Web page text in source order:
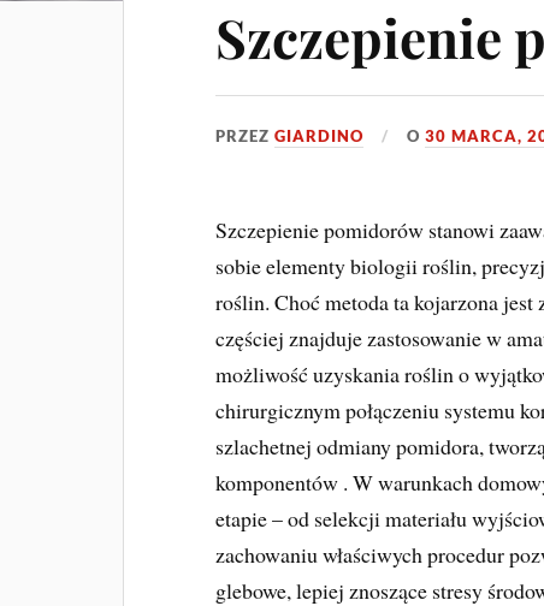
Szczepienie
PRZEZGIARDINO O30 MARCA,
Szczepienie pomidorów stanowi
sobie elementy biologii roślin,
roślin. Choć metoda ta kojarzona
częściej znajduje zastosowanie w
możliwość uzyskania roślin o
chirurgicznym połączeniu systemu
szlachetnej odmiany pomidora,
komponentów . W warunkach
etapie – od selekcji materiału
zachowaniu właściwych procedur
glebowe, lepiej znoszące stresy